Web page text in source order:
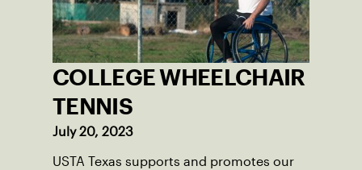
COLLEGE WHEELCHAIR
TENNIS
July 20, 2023
USTA Texas supports and promotes our